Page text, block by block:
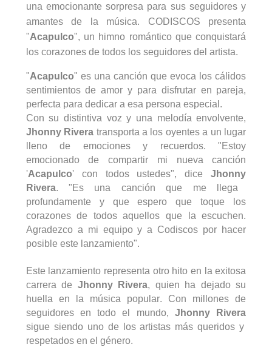
una emocionante sorpresa para sus seguidores y
amantes de la música. CODISCOS presenta
"Acapulco", un himno romántico que conquistará
los corazones de todos los seguidores del artista.
"Acapulco" es una canción que evoca los cálidos
sentimientos de amor y para disfrutar en pareja,
perfecta para dedicar a esa persona especial.
Con su distintiva voz y una melodía envolvente,
JhonnyRivera transporta a los oyentes a un lugar
lleno de emociones y recuerdos. "Estoy
emocionado de compartir mi nueva canción
'Acapulco' con todos ustedes", diceJhonny
Rivera. "Es una canción que me llega
profundamente y que espero que toque los
corazones de todos aquellos que la escuchen.
Agradezco a mi equipo y a Codiscos por hacer
posible este lanzamiento".
Este lanzamiento representa otro hito en la exitosa
carrera de JhonnyRivera, quien ha dejado su
huella en la música popular. Con millones de
seguidores en todo el mundo,Jhonny Rivera
sigue siendo uno de los artistas más queridos y
respetados en el género.